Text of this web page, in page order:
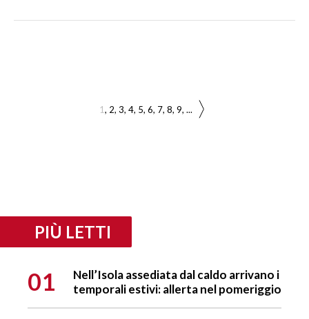
1 2 3 4 5 6 7 8 9 ...
PIÙ LETTI
01
Nell’Isola assediata dal caldo arrivano i
temporali estivi: allerta nel pomeriggio